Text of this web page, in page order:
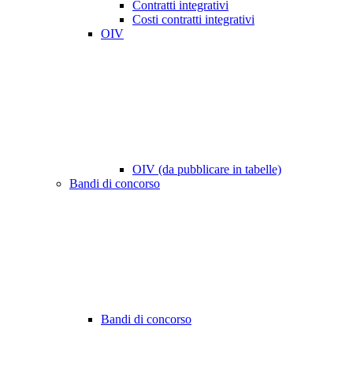
Contratti integrativi
Costi contratti integrativi
OIV
OIV (da pubblicare in tabelle)
Bandi di concorso
Bandi di concorso